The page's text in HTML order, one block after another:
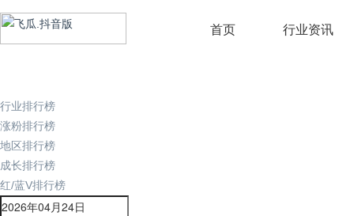
首页 行业资讯
行业排行榜
涨粉排行榜
地区排行榜
成长排行榜
红/蓝V排行榜